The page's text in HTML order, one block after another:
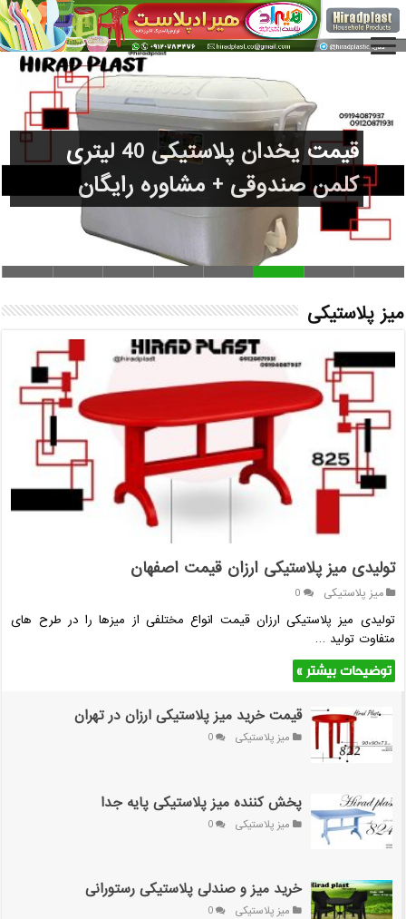
سایت پلاسکو حراجی (Price List) + پاسخ به سوالا
قیمت یخدان پلاستیکی 40 لیتری
کلمن صندوقی + مشاوره رایگان
میز پلاستیکی
تولیدی میز پلاستیکی ارزان قیمت اصفهان
میز پلاستیکی 0
تولیدی میز پلاستیکی ارزان قیمت انواع مختلفی از میزها را در طرح های
متفاوت تولید …
توضیحات بیشتر »
قیمت خرید میز پلاستیکی ارزان در تهران
میز پلاستیکی 0
پخش کننده میز پلاستیکی پایه جدا
میز پلاستیکی 0
خرید میز و صندلی پلاستیکی رستورانی
میز پلاستیکی 0